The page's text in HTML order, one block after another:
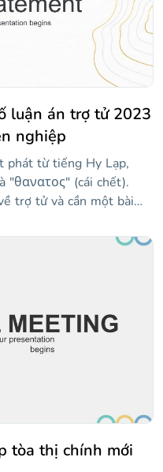
luận án trợ tử 2023
nghiệp
phát từ tiếng Hy Lạp,
"θανατος" (cái chết).
trợ tử và cần một bài
được quản lý là gì, ai có
chủ đề này tạo ra. Các
trọng và được thiết
bật và bảo vệ luận án
tòa thị chính mới